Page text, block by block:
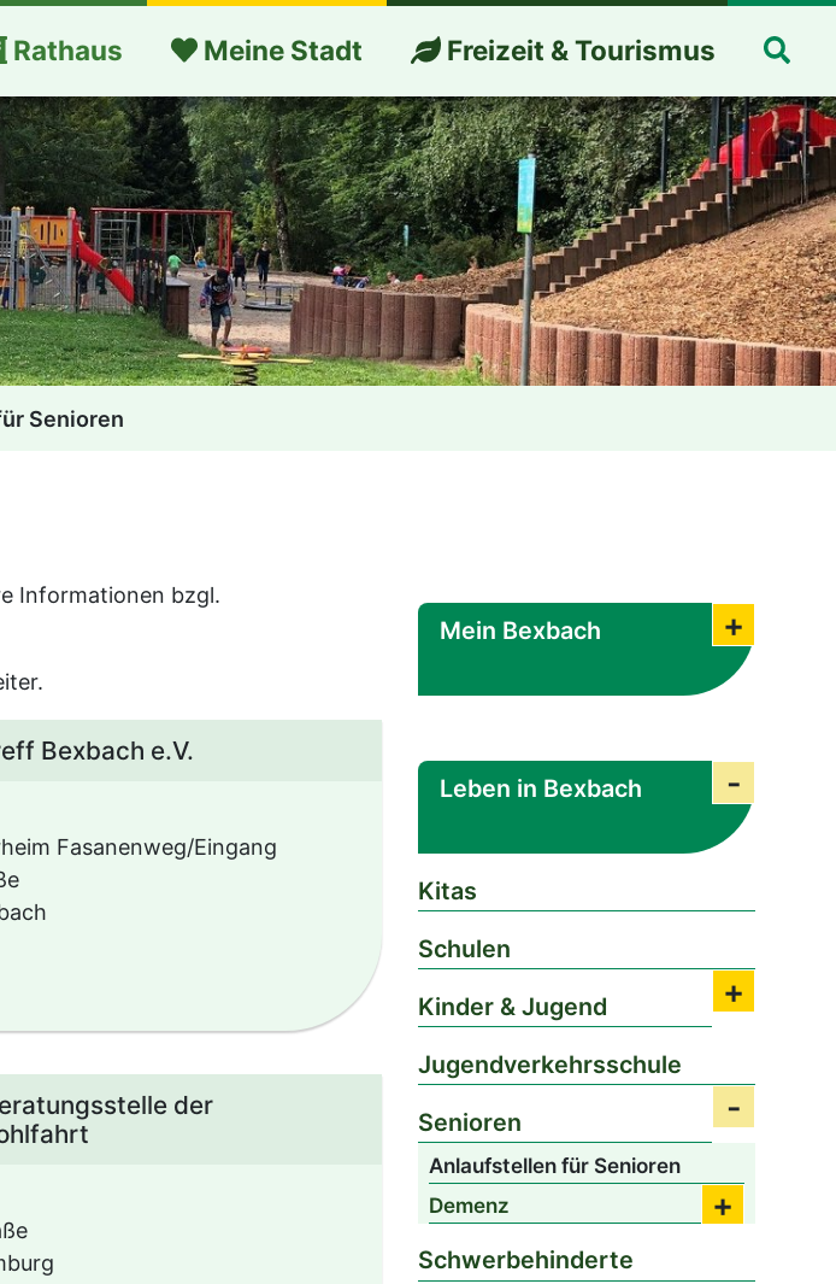
Rathaus Meine Stadt Freizeit & Tourismus
Senioren
Mein Bexbach
Leben in Bexbach
Kitas
Schulen
Kinder & Jugend
Jugendverkehrsschule
Senioren
Anlaufstellen für Senioren
Demenz
Submenü
Schwerbehinderte
Informationen bzgl.
Bexbach e.V.
Fasanenweg/Eingang
an Jasminaklein57@gmail.com
der